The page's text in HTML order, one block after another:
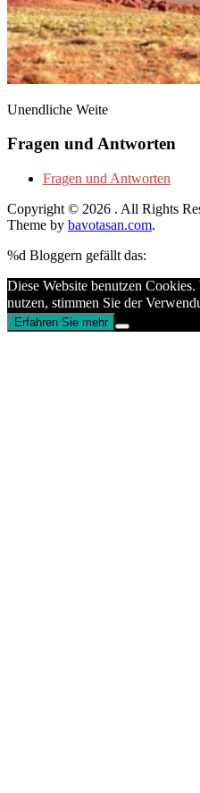
Unendliche Weite
Fragen und Antworten
Fragen und Antworten
Copyright © 2026 . All Rights
Theme by bavotasan.com.
%d Bloggern gefällt das:
Diese Website benutzen
nutzen, stimmen Sie der
Erfahren Sie mehr